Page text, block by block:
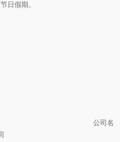
日假期。
名